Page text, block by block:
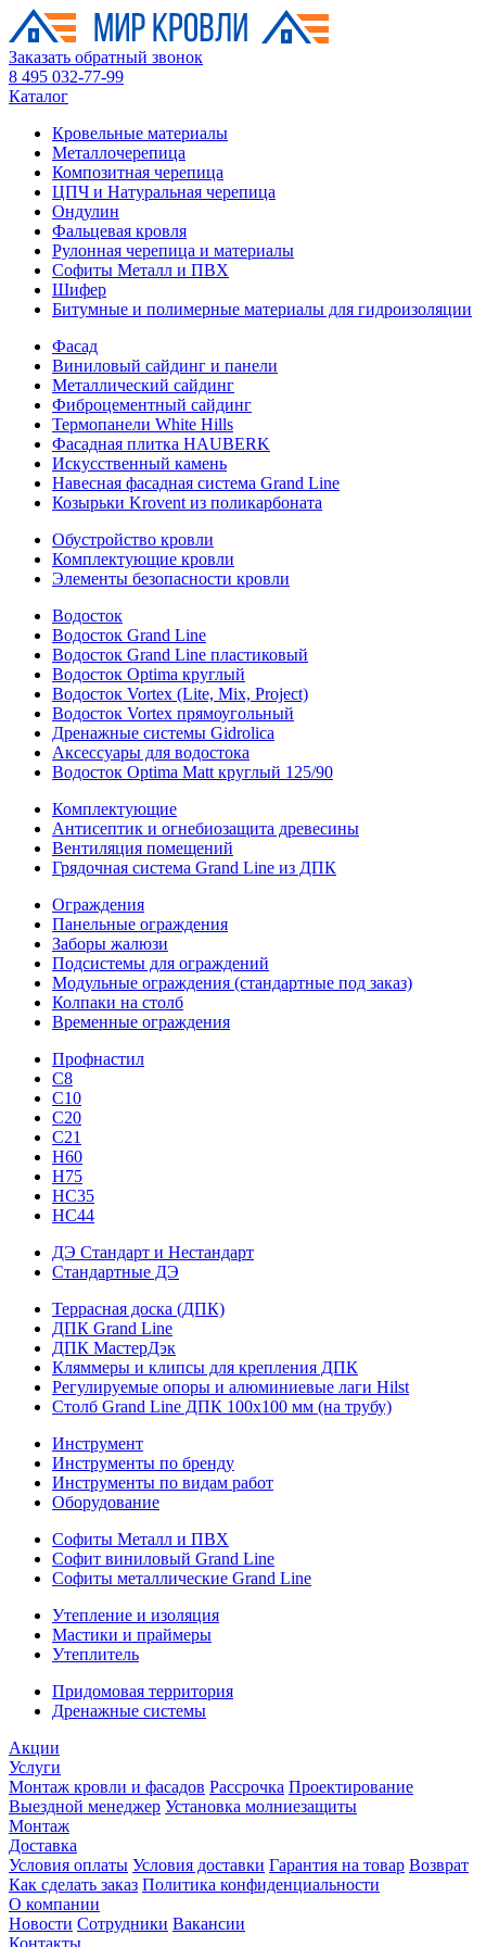
Заказать обратный звонок
8 495 032-77-99
Каталог
Кровельные материалы
Металлочерепица
Композитная черепица
ЦПЧ и Натуральная черепица
Ондулин
Фальцевая кровля
Рулонная черепица и материалы
Софиты Металл и ПВХ
Шифер
Битумные и полимерные материалы для гидроизоляции
Фасад
Виниловый сайдинг и панели
Металлический сайдинг
Фиброцементный сайдинг
Термопанели White Hills
Фасадная плитка HAUBERK
Искусственный камень
Навесная фасадная система Grand Line
Козырьки Krovent из поликарбоната
Обустройство кровли
Комплектующие кровли
Элементы безопасности кровли
Водосток
Водосток Grand Line
Водосток Grand Line пластиковый
Водосток Optima круглый
Водосток Vortex (Lite, Mix, Project)
Водосток Vortex прямоугольный
Дренажные системы Gidrolica
Аксессуары для водостока
Водосток Optima Matt круглый 125/90
Комплектующие
Антисептик и огнебиозащита древесины
Вентиляция помещений
Грядочная система Grand Line из ДПК
Ограждения
Панельные ограждения
Заборы жалюзи
Подсистемы для ограждений
Модульные ограждения (стандартные под заказ)
Колпаки на столб
Временные ограждения
Профнастил
С8
С10
С20
С21
H60
H75
HС35
НС44
ДЭ Стандарт и Нестандарт
Стандартные ДЭ
Террасная доска (ДПК)
ДПК Grand Line
ДПК МастерДэк
Кляммеры и клипсы для крепления ДПК
Регулируемые опоры и алюминиевые лаги Hilst
Столб Grand Line ДПК 100х100 мм (на трубу)
Инструмент
Инструменты по бренду
Инструменты по видам работ
Оборудование
Софиты Металл и ПВХ
Софит виниловый Grand Line
Софиты металлические Grand Line
Утепление и изоляция
Мастики и праймеры
Утеплитель
Придомовая территория
Дренажные системы
Акции
Услуги
Монтаж кровли и фасадов Рассрочка Проектирование
Выездной менеджер Установка молниезащиты
Монтаж
Доставка
Условия оплаты Условия доставки Гарантия на товар Возврат
Как сделать заказ Политика конфиденциальности
О компании
Новости Сотрудники Вакансии
Контакты